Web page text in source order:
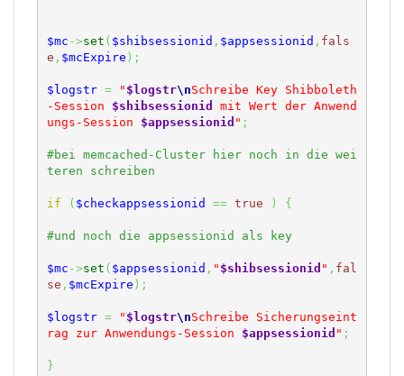
$mc ->set ( $shibsessionid , $appsessionid , fals
e , $mcExpire ) ;
$logstr = " $logstr\nSchreibe Key Shibboleth
-Session $shibsessionid
mit Wert der Anwend
ungs-Session $appsessionid " ;
#bei memcached-Cluster hier noch in die wei
if ( $checkappsessionid == true ) {
#und noch die appsessionid als key
$mc ->set ( $appsessionid , " $shibsessionid " , fal
se , $mcExpire ) ;
$logstr = " $logstr\nSchreibe Sicherungseint
rag zur Anwendungs-Session $appsessionid " ;
}